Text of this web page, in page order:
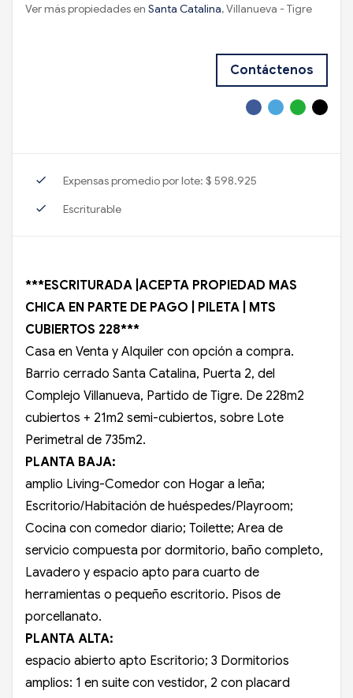
Ver más propiedades en Santa Catalina, Villanueva - Tigre
Contáctenos
check Expensas promedio por lote: $ 598.925
check Escriturable
***ESCRITURADA |ACEPTA PROPIEDAD MAS
CHICA EN PARTE DE PAGO | PILETA | MTS
CUBIERTOS 228***
Casa en Venta y Alquiler con opción a compra.
Barrio cerrado Santa Catalina, Puerta 2, del
Complejo Villanueva, Partido de Tigre. De 228m2
cubiertos + 21m2 semi-cubiertos, sobre Lote
Perimetral de 735m2.
PLANTA BAJA:
amplio Living-Comedor con Hogar a leña;
Escritorio/Habitación de huéspedes/Playroom;
Cocina con comedor diario; Toilette; Area de
servicio compuesta por dormitorio, baño completo,
Lavadero y espacio apto para cuarto de
herramientas o pequeño escritorio. Pisos de
porcellanato.
PLANTA ALTA:
espacio abierto apto Escritorio; 3 Dormitorios
amplios: 1 en suite con vestidor, 2 con placard